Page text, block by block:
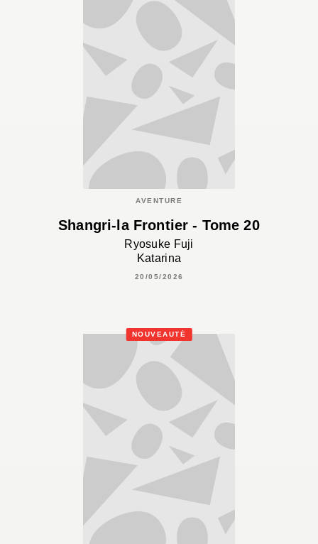
AVENTURE
Shangri-la Frontier - Tome 20
Ryosuke Fuji
Katarina
20/05/2026
NOUVEAUTÉ